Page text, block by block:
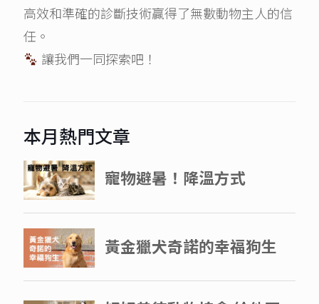
高效和準確的診斷技術贏得了無數動物主人的信
任。
讓我們一同探索吧！
本月熱門文章